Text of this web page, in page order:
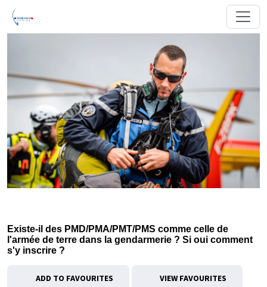
Existe-il des PMD/PMA/PMT/PMS comme celle de
l'armée de terre dans la gendarmerie ? Si oui comment
s'y inscrire ?
ADD TO FAVOURITES VIEW FAVOURITES